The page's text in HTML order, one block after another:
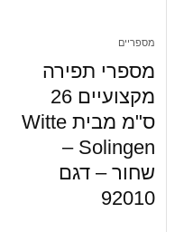
מספריים
מספרי תפירה
מקצועיים 26
ס"מ מבית Witte
Solingen –
שחור – דגם
92010